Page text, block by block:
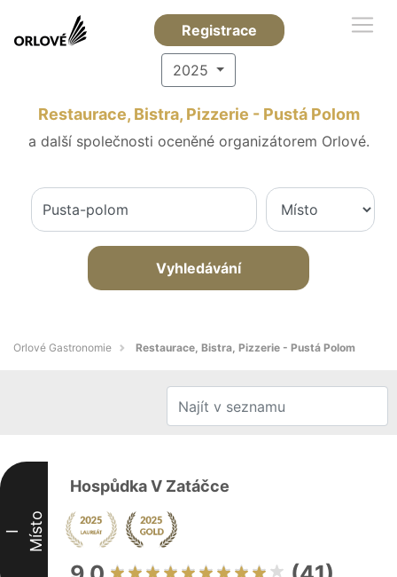
Registrace
2025
Restaurace, Bistra, Pizzerie - Pustá Polom
a další společnosti oceněné organizátorem Orlové.
Vyhledávání
Orlové Gastronomie Restaurace, Bistra, Pizzerie - Pustá Polom
I Místo
Hospůdka V Zatáčce